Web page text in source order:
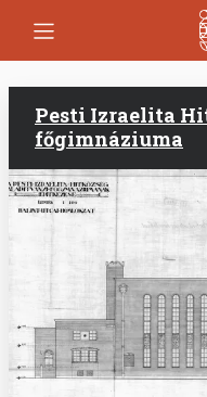
Pesti Izraelita
főgimnáziuma